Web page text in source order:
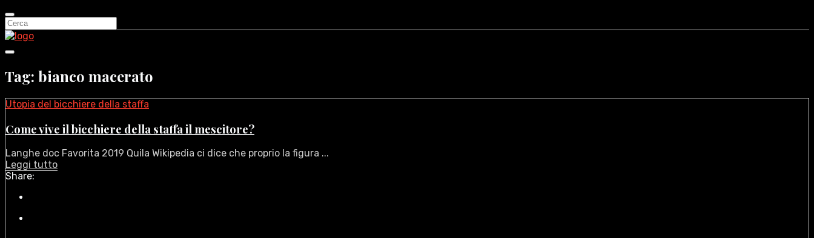
Tag: bianco macerato
Utopia del bicchiere della staffa
Come vive il bicchiere della staffa il mescitore?
Langhe doc Favorita 2019 Quila Wikipedia ci dice che proprio la figura ...
Leggi tutto
Share: